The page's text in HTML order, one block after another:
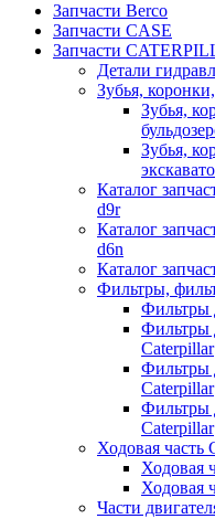
Запчасти Berco
Запчасти CASE
Запчасти
Детали
Зубья,
Зубья,
Зубья,
Каталог
d9r
Каталог
d6n
Каталог
Фильтры,
Фильтры
Фильтры
Caterpillar
Фильтры
Caterpillar
Фильтры
Caterpillar
Ходовая часть
Ходовая
Ходовая
Части